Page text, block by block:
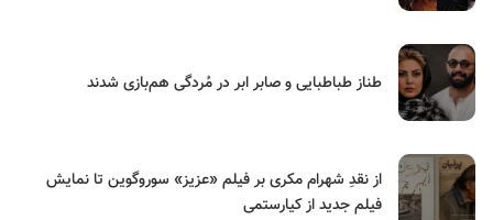
طناز طباطبایی و صابر ابر در مُردگی هم‌بازی شدند
از نقدِ شهرام مکری بر فیلم «عزیز» سوروگوین تا نمایش
فیلم جدید از کیارستمی